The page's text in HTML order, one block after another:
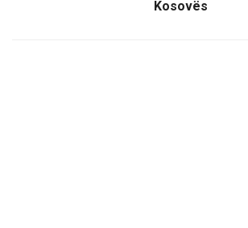
Kosovës